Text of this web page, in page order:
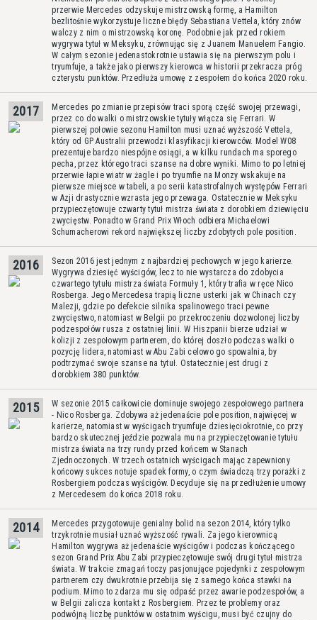
przerwie Mercedes odzyskuje mistrzowską formę, a Hamilton
bezlitośnie wykorzystuje liczne błędy Sebastiana Vettela, który znów
walczy z nim o mistrzowską koronę. Podobnie jak przed rokiem
wygrywa tytuł w Meksyku, zrównując się z Juanem Manuelem Fangio.
W całym sezonie jedenastokrotnie ustawia się na pierwszym polu i
tryumfuje, a także jako pierwszy kierowca w historii przekracza próg
czterystu punktów. Przedłuża umowę z zespołem do końca 2020 roku.
2017
Mercedes po zmianie przepisów traci sporą część swojej przewagi,
przez co do walki o mistrzowskie tytuły włącza się Ferrari. W
pierwszej połowie sezonu Hamilton musi uznać wyższość Vettela,
który od GP Australii przewodzi klasyfikacji kierowców. Model W08
prezentuje bardzo niespójne osiągi, a w kilku rundach ma sporego
pecha, przez którego traci szanse na dobre wyniki. Mimo to po letniej
przerwie łapie wiatr w żagle i po tryumfie na Monzy wskakuje na
pierwsze miejsce w tabeli, a po serii katastrofalnych występów Ferrari
w Azji drastycznie wzrasta jego przewaga. Ostatecznie w Meksyku
przypieczętowuje czwarty tytuł mistrza świata z dorobkiem dziewięciu
zwycięstw. Ponadto w Grand Prix Włoch odbiera Michaelowi
Schumacherowi rekord największej liczby zdobytych pole position.
2016
Sezon 2016 jest jednym z najbardziej pechowych w jego karierze.
Wygrywa dziesięć wyścigów, lecz to nie wystarcza do zdobycia
czwartego tytułu mistrza świata Formuły 1, który trafia w ręce Nico
Rosberga. Jego Mercedesa trapią liczne usterki jak w Chinach czy
Malezji, gdzie po defekcie silnika spalinowego traci pewne
zwycięstwo, natomiast w Belgii po przekroczeniu dozwolonej liczby
podzespołów rusza z ostatniej linii. W Hiszpanii bierze udział w
kolizji z zespołowym partnerem, do której doszło podczas walki o
pozycję lidera, natomiast w Abu Zabi celowo go spowalnia, by
podtrzymać swoje szanse na tytuł. Ostatecznie jest drugi z
dorobkiem 380 punktów.
2015
W sezonie 2015 całkowicie dominuje swojego zespołowego partnera
- Nico Rosberga. Zdobywa aż jedenaście pole position, najwięcej w
karierze, natomiast w wyścigach tryumfuje dziesięciokrotnie, co przy
bardzo skutecznej jeździe pozwala mu na przypieczętowanie tytułu
mistrza świata na trzy rundy przed końcem w Stanach
Zjednoczonych. W trzech ostatnich wyścigach mając zapewniony
końcowy sukces notuje spadek formy, o czym świadczą trzy porażki z
Rosbergiem podczas wyścigów. Decyduje się na przedłużenie umowy
z Mercedesem do końca 2018 roku.
2014
Mercedes przygotowuje genialny bolid na sezon 2014, który tylko
trzykrotnie musiał uznać wyższość rywali. Za jego kierownicą
Hamilton wygrywa aż jedenaście wyścigów i podczas kończącego
sezon Grand Prix Abu Zabi przypieczętowuje swój drugi tytuł mistrza
świata. W trakcie zmagań toczy pasjonujące pojedynki z zespołowym
partnerem czy dwukrotnie przebija się z samego końca stawki na
podium. Mimo to zdarza mu się odpaść przez awarie podzespołów, a
w Belgii zalicza kontakt z Rosbergiem. Przez te problemy oraz
podwójną liczbę punktów w ostatnim wyścigu, musi być czujny do